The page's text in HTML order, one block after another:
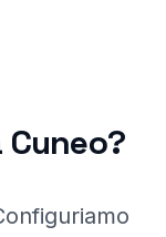
Cuneo?